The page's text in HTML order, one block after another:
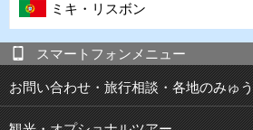
ミキ・リスボン
スマートフォンメニュー
お問い合わせ・旅行相談・各地のみゅう